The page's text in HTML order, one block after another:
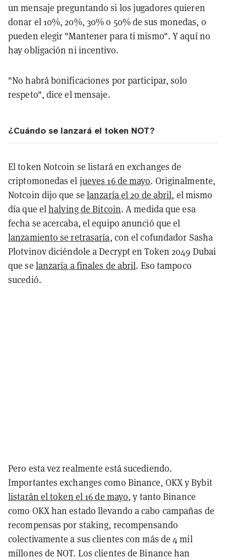
un mensaje preguntando si los jugadores quieren
donar el 10%, 20%, 30% o 50% de sus monedas, o
pueden elegir "Mantener para ti mismo". Y aquí no
hay obligación ni incentivo.
"No habrá bonificaciones por participar, solo
respeto", dice el mensaje.
¿Cuándo se lanzará el token NOT?
El token Notcoin se listará en exchanges de
criptomonedas el jueves 16 de mayo. Originalmente,
Notcoin dijo que selanzaría el 20 de abril, el mismo
día que elhalving de Bitcoin. A medida que esa
fecha se acercaba, el equipo anunció que el
lanzamiento se retrasaría, con el cofundador Sasha
Plotvinov diciéndole a Decrypt en Token 2049 Dubai
que se lanzaría a finales de abril. Eso tampoco
sucedió.
Pero esta vez realmente está sucediendo.
Importantes exchanges como Binance, OKX y Bybit
listarán el token el 16 de mayo, y tanto Binance
como OKX han estado llevando a cabo campañas de
recompensas por staking, recompensando
colectivamente a sus clientes con más de 4 mil
millones de NOT. Los clientes de Binance han